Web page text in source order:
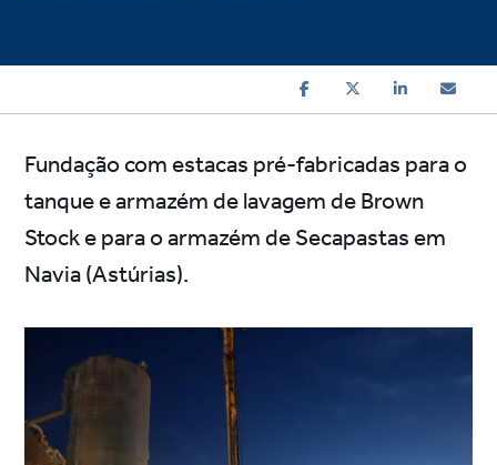
Fundação com estacas pré-fabricadas para o
tanque e armazém de lavagem de Brown
Stock e para o armazém de Secapastas em
Navia (Astúrias).